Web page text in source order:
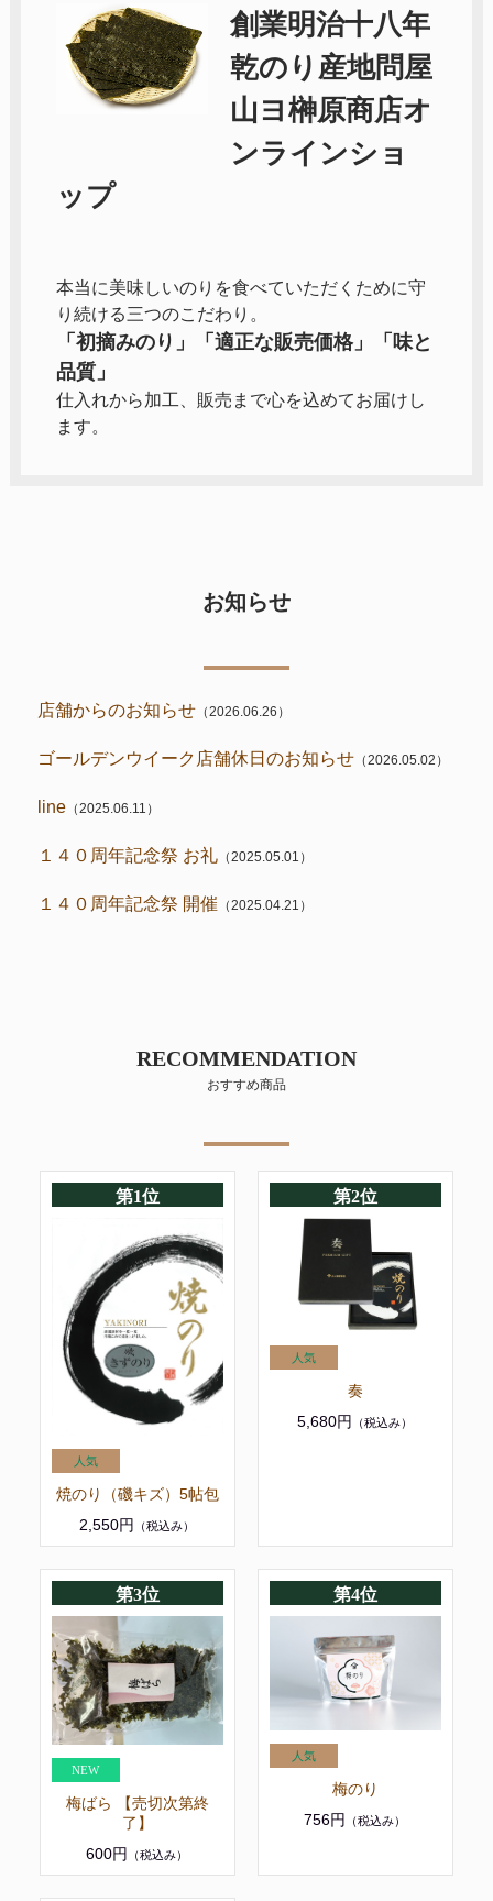
創業明治十八年
乾のり産地問屋
山ヨ榊原商店オ
ンラインショ
ップ
本当に美味しいのりを食べていただくために守
り続ける三つのこだわり。
「初摘みのり」「適正な販売価格」「味と
品質」
仕入れから加工、販売まで心を込めてお届けし
ます。
お知らせ
店舗からのお知らせ（2026.06.26）
ゴールデンウイーク店舗休日のお知らせ（2026.05.02）
line（2025.06.11）
１４０周年記念祭 お礼（2025.05.01）
１４０周年記念祭 開催 （2025.04.21）
RECOMMENDATION
おすすめ商品
第1位
焼のり（磯キズ）5帖包
2,550円
（税込み）
第2位
奏
5,680円
（税込み）
第3位
梅ばら 【売切次第終
了】
600円
（税込み）
第4位
梅のり
756円
（税込み）